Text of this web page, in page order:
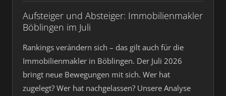
Aufsteiger und Absteiger: Immobilienmakler
Böblingen im Juli
Rankings verändern sich – das gilt auch für die
Immobilienmakler in Böblingen. Der Juli 2026
bringt neue Bewegungen mit sich. Wer hat
zugelegt? Wer hat nachgelassen? Unsere Analyse